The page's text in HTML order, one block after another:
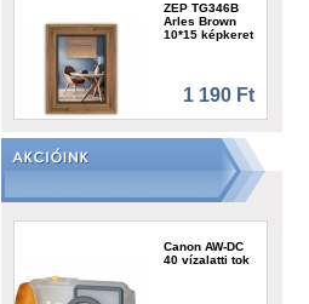
ZEP TG346B
Arles Brown
10*15 képkeret
1 190 Ft
Canon AW-DC
40 vízalatti tok